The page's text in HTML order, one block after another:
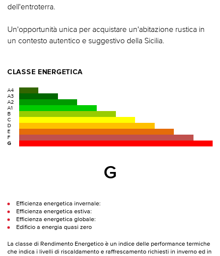
dell'entroterra.
Un'opportunità unica per acquistare un'abitazione rustica in
un contesto autentico e suggestivo della Sicilia.
CLASSE ENERGETICA
A4
A3
A2
A1
B
C
D
E
F
G
G
Efficienza energetica invernale:
Efficienza energetica estiva:
Efficienza energetica globale:
Edificio a energia quasi zero
La classe di Rendimento Energetico è un indice delle performance termiche
che indica i livelli di riscaldamento e raffrescamento richiesti in inverno ed in